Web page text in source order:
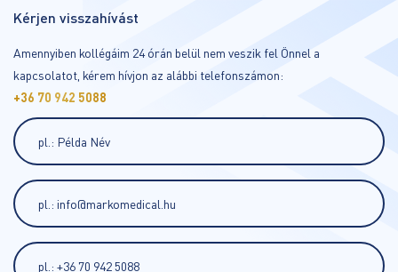
Kérjen visszahívást
Amennyiben kollégáim 24 órán belül nem veszik fel Önnel a
kapcsolatot, kérem hívjon az alábbi telefonszámon:
+36 70 942 5088